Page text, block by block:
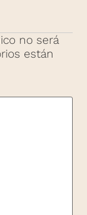
no será
están